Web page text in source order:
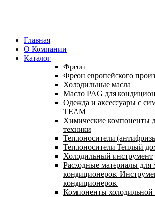
Главная
О Компании
Каталог
Фреон
Фреон европейского
Холодильные масла
Масло PAG для
Одежда и аксессуары с
TEAM
Химические компоненты
техники
Теплоносители
Теплоносители Теплый
Холодильный инструмент
Расходные материалы для
кондиционеров.
кондиционеров.
Компоненты холодильной